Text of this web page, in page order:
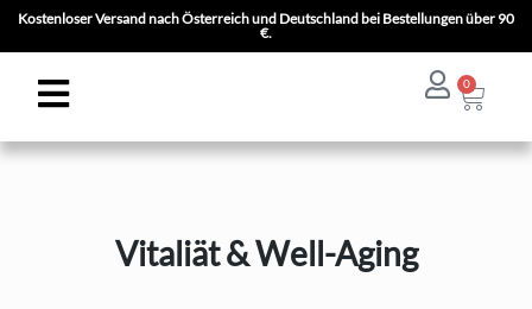
Kostenloser Versand nach Österreich und Deutschland bei Bestellungen über 90
€.
0
Vitaliät & Well-Aging